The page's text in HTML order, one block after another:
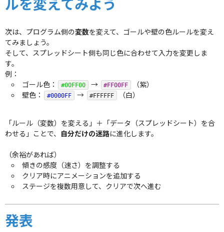
次は、プログラム側の変数を変えて、ゴールや壁の色ルールを変え
てみましょう。
そして、スプレッドシート側も同じ色に合わせて入力を変更しま
す。
例：
ゴール色：
#00FF00 → #FF00FF
（紫）
壁色：
#0000FF → #FFFFFF （白）
「ルール（変数）を変える」＋「データ（スプレッドシート）を合
わせる」ことで、 自分だけの迷路に進化します。
（余裕があれば）
傾きの感度（速さ）を調整する
クリア時にアニメーションを追加する
ステージを複数用意して、クリアで次へ進む
発表